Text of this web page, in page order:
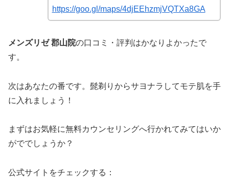
https://goo.gl/maps/4djEEhzmjVQTXa8GA
メンズリゼ 郡山院の口コミ・評判はかなりよかったで
す。
次はあなたの番です。髭剃りからサヨナラしてモテ肌を手
に入れましょう！
まずはお気軽に無料カウンセリングへ行かれてみてはいか
がででしょうか？
公式サイトをチェックする：